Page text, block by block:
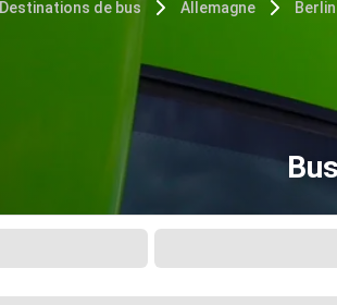
Destinations de bus Allemagne Berlin